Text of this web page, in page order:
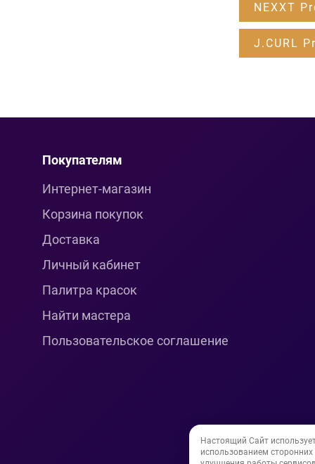
NEXXT
J.CURL
Покупателям
Интернет-магазин
Корзина покупок
Доставка
Личный кабинет
Палитра красок
Найти мастера
Пользовательское соглашение
Настоящий Сайт
использованием